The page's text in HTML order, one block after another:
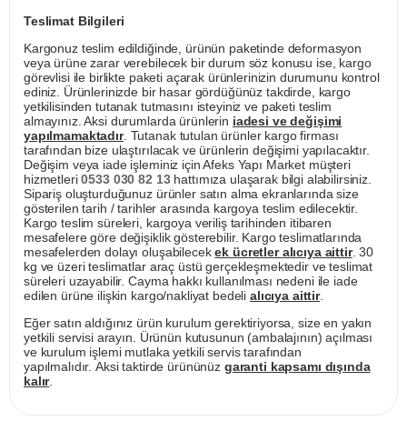
Teslimat Bilgileri
Kargonuz teslim edildiğinde, ürünün paketinde deformasyon
veya ürüne zarar verebilecek bir durum söz konusu ise, kargo
görevlisi ile birlikte paketi açarak ürünlerinizin durumunu kontrol
ediniz. Ürünlerinizde bir hasar gördüğünüz takdirde, kargo
yetkilisinden tutanak tutmasını isteyiniz ve paketi teslim
almayınız. Aksi durumlarda ürünlerin iadesi ve değişimi
yapılmamaktadır. Tutanak tutulan ürünler kargo firması
tarafından bize ulaştırılacak ve ürünlerin değişimi yapılacaktır.
Değişim veya iade işleminiz için Afeks Yapı Market müşteri
hizmetleri0533 030 82 13hattımıza ulaşarak bilgi alabilirsiniz.
Sipariş oluşturduğunuz ürünler satın alma ekranlarında size
gösterilen tarih / tarihler arasında kargoya teslim edilecektir.
Kargo teslim süreleri, kargoya veriliş tarihinden itibaren
mesafelere göre değişiklik gösterebilir. Kargo teslimatlarında
mesafelerden dolayı oluşabilecekek ücretler alıcıya aittir. 30
kg ve üzeri teslimatlar araç üstü gerçekleşmektedir ve teslimat
süreleri uzayabilir. Cayma hakkı kullanılması nedeni ile iade
edilen ürüne ilişkin kargo/nakliyat bedeli alıcıya aittir.
Eğer satın aldığınız ürün kurulum gerektiriyorsa, size en yakın
yetkili servisi arayın. Ürünün kutusunun (ambalajının) açılması
ve kurulum işlemi mutlaka yetkili servis tarafından
yapılmalıdır. Aksi taktirde ürününüz garanti kapsamı dışında
kalır.